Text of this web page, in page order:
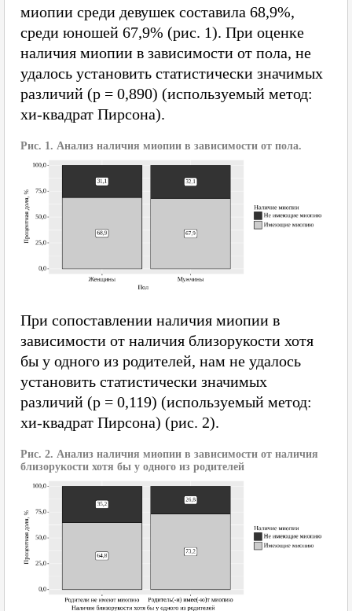
миопии среди девушек составила 68,9%,
среди юношей 67,9% (рис. 1). При оценке
наличия миопии в зависимости от пола, не
удалось установить статистически значимых
различий (p = 0,890) (используемый метод:
хи-квадрат Пирсона).
Рис. 1. Анализ наличия миопии в зависимости от пола.
При сопоставлении наличия миопии в
зависимости от наличия близорукости хотя
бы у одного из родителей, нам не удалось
установить статистически значимых
различий (p = 0,119) (используемый метод:
хи-квадрат Пирсона) (рис. 2).
Рис. 2. Анализ наличия миопии в зависимости от наличия
близорукости хотя бы у одного из родителей